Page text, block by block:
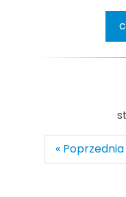
« Poprzednia